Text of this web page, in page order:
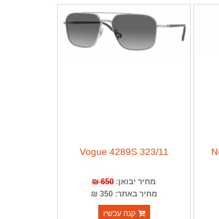
Vogue 4289S 323/11
מחיר יבואן: 650 ₪
מחיר באתר: 350 ₪
קנה עכשיו